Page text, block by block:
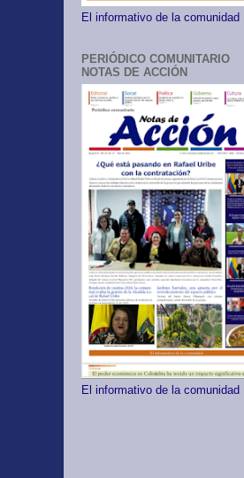
El informativo de la comunidad
PERIÓDICO COMUNITARIO
NOTAS DE ACCIÓN
El informativo de la comunidad